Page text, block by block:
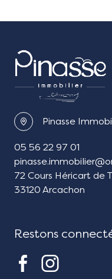
Pinasse
05 56 22 97 01
72 Cours Héricart de
33120 Arcachon
Restons